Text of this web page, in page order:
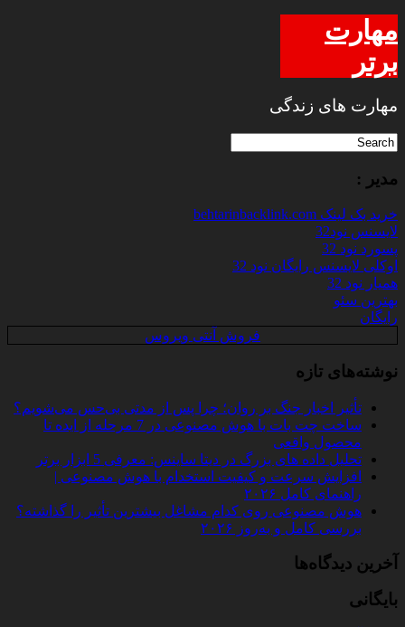
مهارت
برتر
مهارت های زندگی
مدیر :
خرید بک لینک behtarinbacklink.com
لایسنس نود32
پسورد نود 32
اوکلی لایسنس رایگان نود 32
همیار نود 32
بهترین سئو
رایگان
فروش آنتی ویروس
نوشته‌های تازه
تأثیر اخبار جنگ بر روان؛ چرا پس از مدتی بی‌حس می‌شویم؟
ساخت چت‌ بات با هوش مصنوعی در 7 مرحله از ایده تا
محصول واقعی
تحلیل داده‌ های بزرگ در دیتا ساینس: معرفی 5 ابزار برتر
افزایش سرعت و کیفیت استخدام با هوش مصنوعی |
راهنمای کامل ۲۰۲۶
هوش مصنوعی روی کدام مشاغل بیشترین تأثیر را گذاشته؟
بررسی کامل و به‌روز ۲۰۲۶
آخرین دیدگاه‌ها
بایگانی